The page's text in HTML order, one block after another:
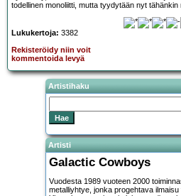
todellinen monoliitti, mutta tyydytään nyt
Lukukertoja: 3382
Rekisteröidy niin voit
kommentoida levyä
Artistihaku
Artisti
Galactic Cowboys
Vuodesta 1989 vuoteen 2000
metalliyhtye, jonka progehtava